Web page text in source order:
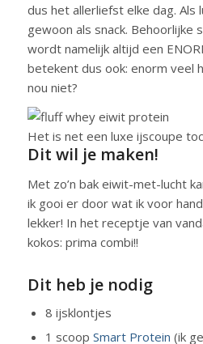
dus het allerliefst elke dag. Als
gewoon als snack. Behoorlijke
wordt namelijk altijd een
betekent dus ook: enorm veel
nou niet?
Het is net een luxe ijscoupe
Dit wil je maken!
Met zo’n bak eiwit-met-lucht
ik gooi er door wat ik voor
lekker! In het receptje van
kokos: prima combi!!
Dit heb je nodig
8 ijsklontjes
1 scoop Smart Protein (ik